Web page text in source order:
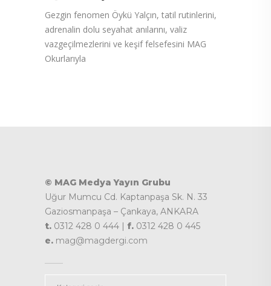
Gezgin fenomen Öykü Yalçın, tatil rutinlerini,
adrenalin dolu seyahat anılarını, valiz
vazgeçilmezlerini ve keşif felsefesini MAG
Okurlarıyla
© MAG Medya Yayın Grubu
Uğur Mumcu Cd. Kaptanpaşa Sk. N. 33
Gaziosmanpaşa – Çankaya, ANKARA
t. 0312 428 0 444 | f. 0312 428 0 445
e. mag@magdergi.com